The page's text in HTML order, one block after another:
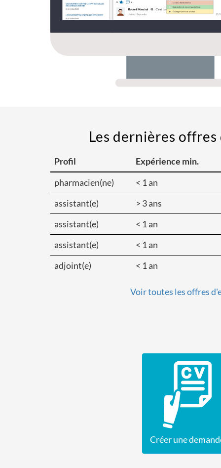
Les dernières offres
Profil
Expérience min.
pharmacien(ne)
< 1 an
assistant(e)
> 3 ans
assistant(e)
< 1 an
assistant(e)
< 1 an
adjoint(e)
< 1 an
Voir toutes les offres
Créer une